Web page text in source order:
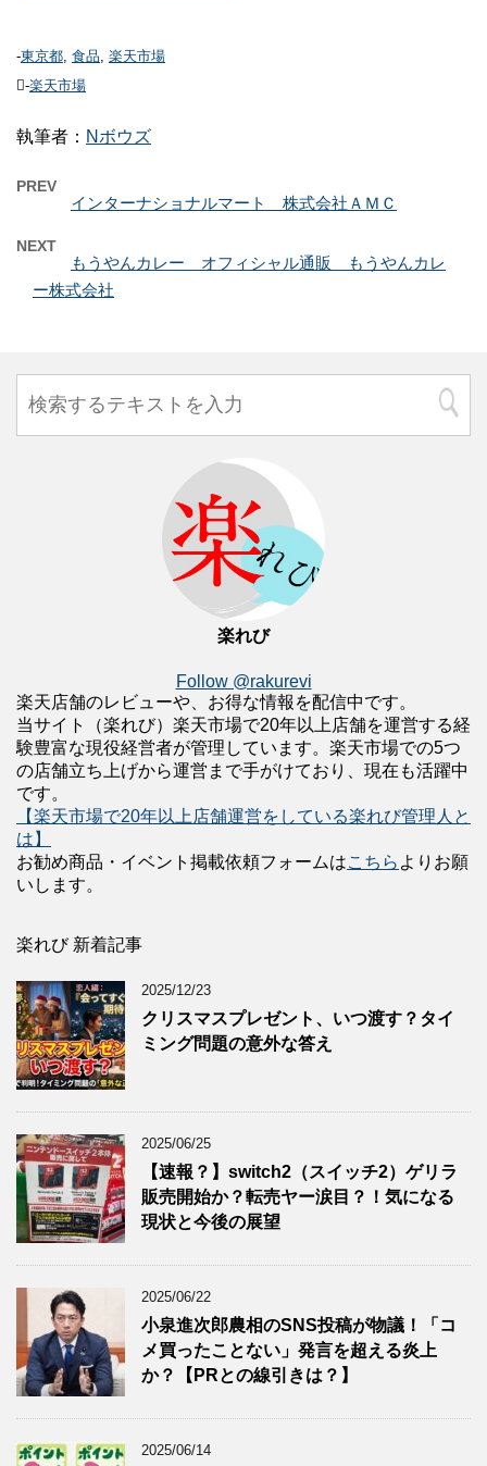
-東京都, 食品, 楽天市場
-楽天市場
執筆者： Nボウズ
PREV
インターナショナルマート 株式会社ＡＭＣ
NEXT
もうやんカレー オフィシャル通販 もうやんカレ
ー株式会社
楽れび
Follow @rakurevi
楽天店舗のレビューや、お得な情報を配信中です。
当サイト（楽れび）楽天市場で20年以上店舗を運営する経
験豊富な現役経営者が管理しています。楽天市場での5つ
の店舗立ち上げから運営まで手がけており、現在も活躍中
です。
【楽天市場で20年以上店舗運営をしている楽れび管理人と
は】
お勧め商品・イベント掲載依頼フォームはこちら よりお願
いします。
楽れび 新着記事
2025/12/23
クリスマスプレゼント、いつ渡す？タイ
ミング問題の意外な答え
2025/06/25
【速報？】switch2（スイッチ2）ゲリラ
販売開始か？転売ヤー涙目？！気になる
現状と今後の展望
2025/06/22
小泉進次郎農相のSNS投稿が物議！「コ
メ買ったことない」発言を超える炎上
か？【PRとの線引きは？】
2025/06/14